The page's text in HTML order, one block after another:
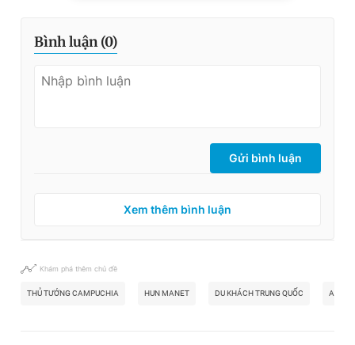
Bình luận (0)
Gửi bình luận
Xem thêm bình luận
Khám phá thêm chủ đề
THỦ TƯỚNG CAMPUCHIA HUN MANET DU KHÁCH TRUNG QUỐC AN